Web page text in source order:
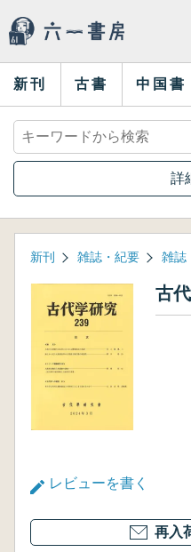
新刊 古書 中国書
詳
新刊 雑誌・紀要 雑誌
古
レビューを書く
再入